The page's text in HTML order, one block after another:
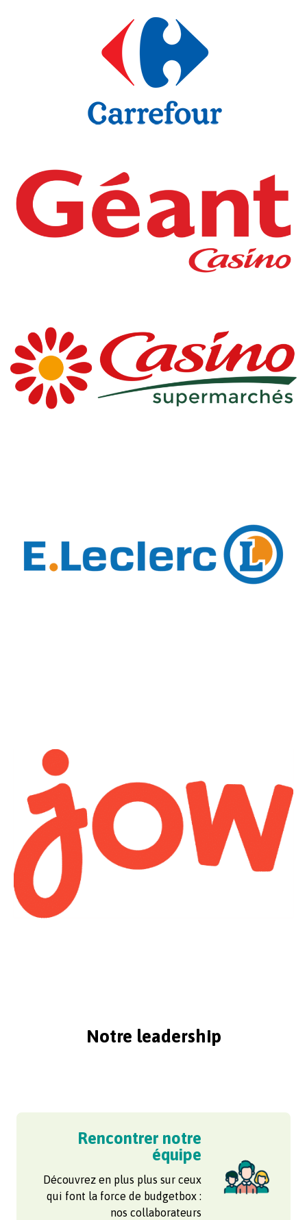
Notre leadership
Rencontrer notre
équipe
Découvrez en plus plus sur ceux
qui font la force de budgetbox :
nos collaborateurs